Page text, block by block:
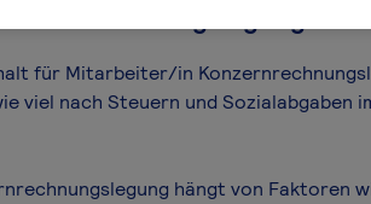
für Mitarbeiter/in
viel nach Steuern und
hängt von Faktoren